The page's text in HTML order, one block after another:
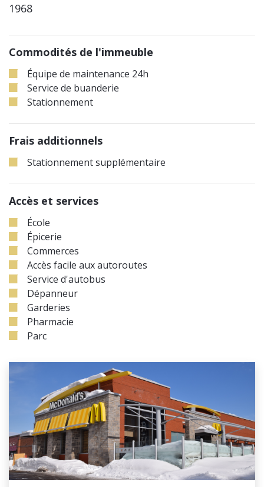
1968
Commodités de l'immeuble
Équipe de maintenance 24h
Service de buanderie
Stationnement
Frais additionnels
Stationnement supplémentaire
Accès et services
École
Épicerie
Commerces
Accès facile aux autoroutes
Service d'autobus
Dépanneur
Garderies
Pharmacie
Parc